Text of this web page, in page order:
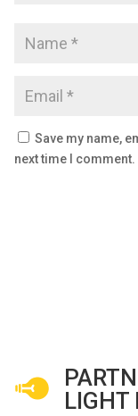
Save my name,
next time I comment.
LIGHT